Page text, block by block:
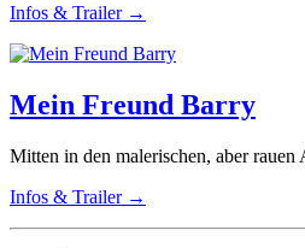
Infos & Trailer →
Mein Freund Barry
Mitten in den malerischen, aber
Infos & Trailer →